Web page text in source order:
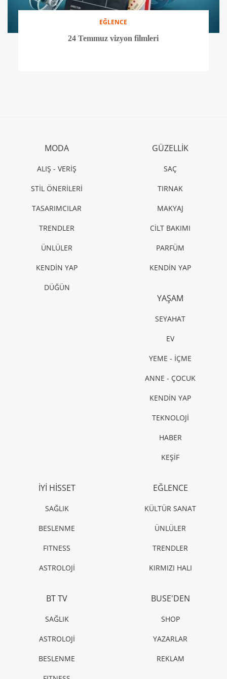
EĞLENCE
24 Temmuz vizyon filmleri
MODA
ALIŞ - VERİŞ
STİL ÖNERİLERİ
TASARIMCILAR
TRENDLER
ÜNLÜLER
KENDİN YAP
DÜĞÜN
GÜZELLİK
SAÇ
TIRNAK
MAKYAJ
CİLT BAKIMI
PARFÜM
KENDİN YAP
YAŞAM
SEYAHAT
EV
YEME - İÇME
ANNE - ÇOCUK
KENDİN YAP
TEKNOLOJİ
HABER
KEŞİF
İYİ HİSSET
SAĞLIK
BESLENME
FITNESS
ASTROLOJİ
EĞLENCE
KÜLTÜR SANAT
ÜNLÜLER
TRENDLER
KIRMIZI HALI
BT TV
SAĞLIK
ASTROLOJİ
BESLENME
BUSE'DEN
SHOP
YAZARLAR
REKLAM